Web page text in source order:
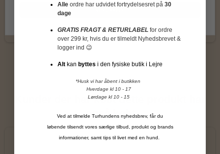
Kunder der har købt dette produkt har
også købt
Alle ordre har udvidet fortrydelsesret på 30
dage
GRATIS FRAGT & RETURLABEL for ordre
over 299 kr, hvis du er tilmeldt Nyhedsbrevet &
logger ind 😉
Alt kan byttes i den fysiske butik i Lejre
*Husk vi har åbent i butikken
Hverdage kl 10 - 17
Lørdage kl 10 - 15
Ved at tilmelde Turhundens nyhedsbrev, får du
løbende tilsendt vores særlige tilbud, produkt og brands
informationer, samt tips til livet med en hund.